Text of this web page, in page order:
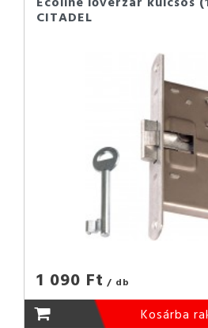
CITADEL
1 090 Ft / db
Kosárba